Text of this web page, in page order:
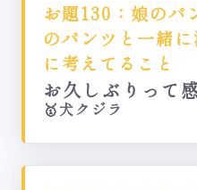
お題130：娘のパ
のパンツと一緒
に考えてること
お久しぶりって
🥇犬クジラ